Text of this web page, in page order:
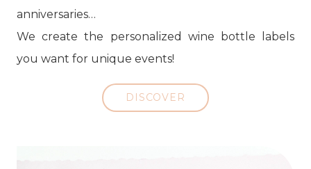
anniversaries…
We create the personalized wine bottle labels
you want for unique events!
DISCOVER